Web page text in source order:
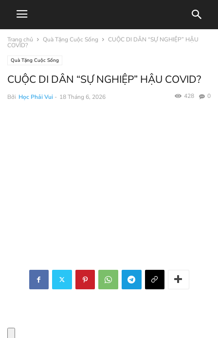
Trang chủ Quà Tặng Cuộc Sống CUỘC DI DÂN “SỰ NGHIỆP” HẬU
COVID?
Quà Tặng Cuộc Sống
CUỘC DI DÂN “SỰ NGHIỆP” HẬU COVID?
Bởi Học Phải Vui - 18 Tháng 6, 2026 0
428